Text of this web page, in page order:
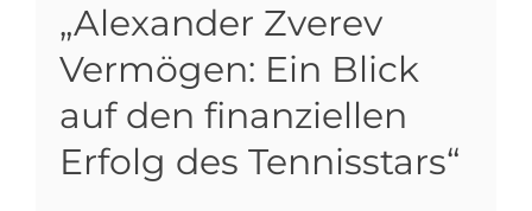
„Alexander Zverev
Vermögen: Ein Blick
auf den finanziellen
Erfolg des Tennisstars“